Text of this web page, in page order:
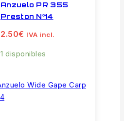
Anzuelo PR 355
Preston Nº14
2.50€ IVA incl.
1 disponibles